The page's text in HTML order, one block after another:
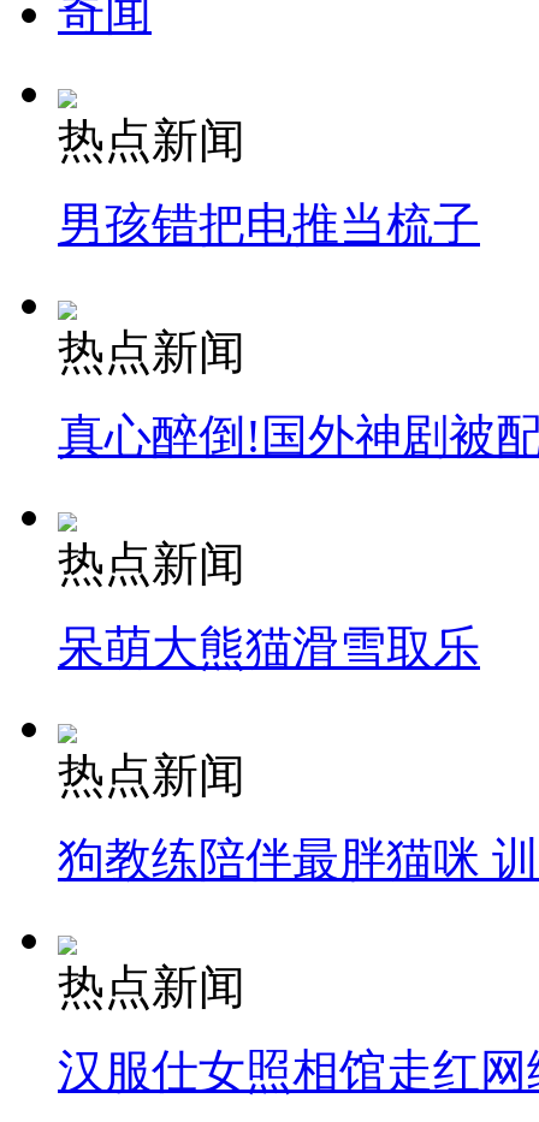
奇闻
热点新闻
男孩错把电推当梳子
热点新闻
真心醉倒!国外神剧被
热点新闻
呆萌大熊猫滑雪取乐
热点新闻
狗教练陪伴最胖猫咪
热点新闻
汉服仕女照相馆走红网